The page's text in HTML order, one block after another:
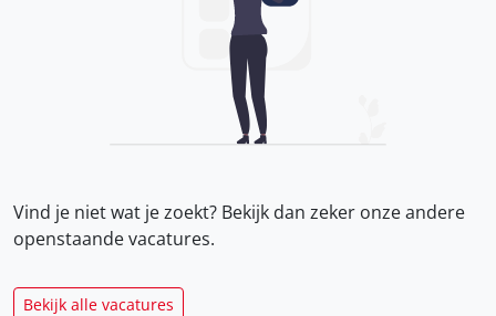
Vind je niet wat je zoekt? Bekijk dan zeker onzeandere
openstaande vacatures.
Bekijk alle vacatures